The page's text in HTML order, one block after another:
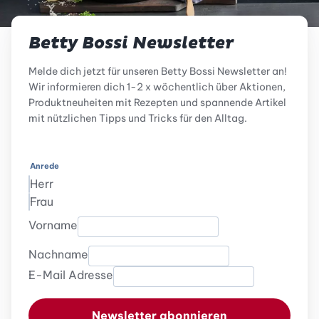
Betty Bossi Newsletter
Melde dich jetzt für unseren Betty Bossi Newsletter an!
Wir informieren dich 1-2 x wöchentlich über Aktionen,
Produktneuheiten mit Rezepten und spannende Artikel
mit nützlichen Tipps und Tricks für den Alltag.
Anrede
Herr
Frau
Vorname
Nachname
E-Mail Adresse
Newsletter abonnieren